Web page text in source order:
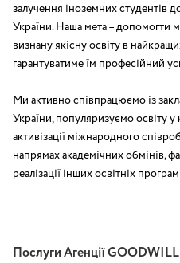
залучення іноземних студентів
України. Наша мета – допомогти
визнану якісну освіту в
гарантуватиме їм професійний
Ми активно співпрацюємо із
України, популяризуємо освіту
активізації міжнародного
напрямах академічних обмінів,
реалізації інших освітніх
Послуги Агенції